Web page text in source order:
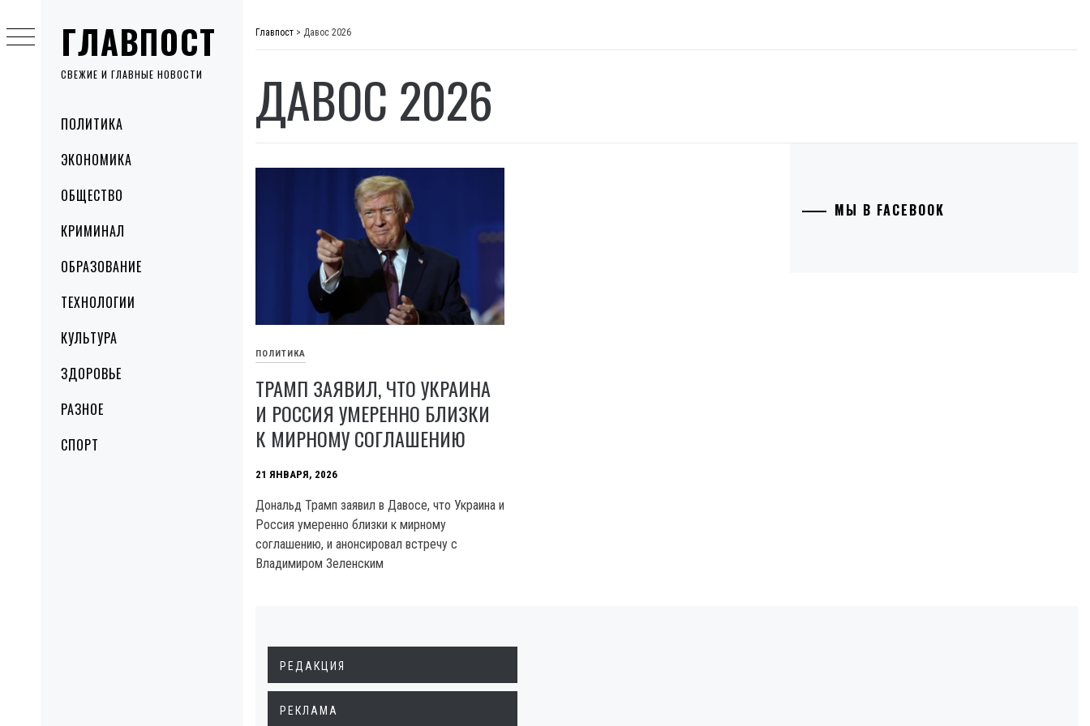
ГЛАВПОСТ
СВЕЖИЕ И ГЛАВНЫЕ НОВОСТИ
MenuПОЛИТИКА
ЭКОНОМИКА
ОБЩЕСТВО
КРИМИНАЛ
ОБРАЗОВАНИЕ
ТЕХНОЛОГИИ
КУЛЬТУРА
ЗДОРОВЬЕ
РАЗНОЕ
СПОРТ
to
content
Главпост > Давос 2026
ДАВОС 2026
ПОЛИТИКА
ТРАМП ЗАЯВИЛ, ЧТО УКРАИНА
И РОССИЯ УМЕРЕННО БЛИЗКИ
К МИРНОМУ СОГЛАШЕНИЮ
21 ЯНВАРЯ, 2026
Дональд Трамп заявил в Давосе, что Украина и
Россия умеренно близки к мирному
соглашению, и анонсировал встречу с
Владимиром Зеленским
МЫ В FACEBOOK
РЕДАКЦИЯ
РЕКЛАМА